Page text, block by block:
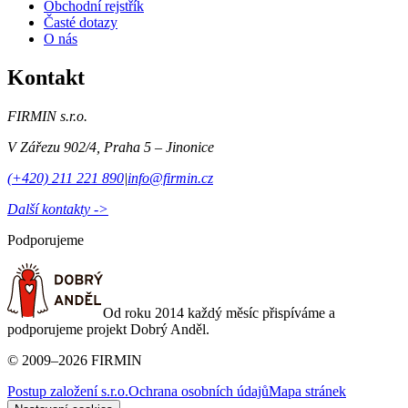
Obchodní rejstřík
Časté dotazy
O nás
Kontakt
FIRMIN s.r.o.
V Zářezu 902/4 Praha 5 – Jinonice
(+420) 211 221 890|info@firmin.cz
Další kontakty ->
Podporujeme
Od roku 2014 každý měsíc přispíváme a
podporujeme projekt Dobrý Anděl.
© 2009–2026 FIRMIN
Postup založení s.r.o.Ochrana osobních údajůMapa stránek